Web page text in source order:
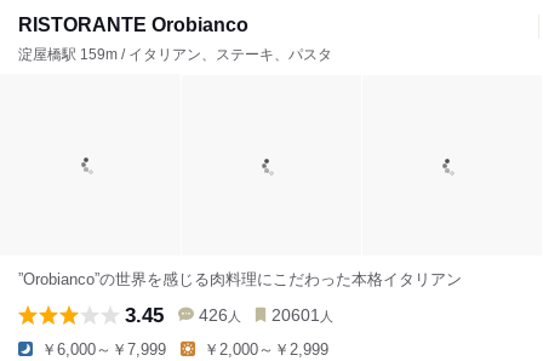
RISTORANTE Orobianco
淀屋橋駅 159m / イタリアン、ステーキ、パスタ
”Orobianco”の世界を感じる肉料理にこだわった本格イタリアン
3.45 426 人 20601 人
￥6,000～￥7,999 ￥2,000～￥2,999